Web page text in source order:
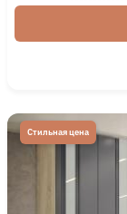
Стильная цена